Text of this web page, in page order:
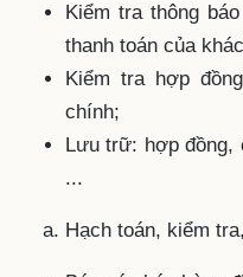
Kiểm tra thông
thanh toán của
Kiểm tra hợp
chính;
Lưu trữ: hợp đồng,
...
Hạch toán, kiểm